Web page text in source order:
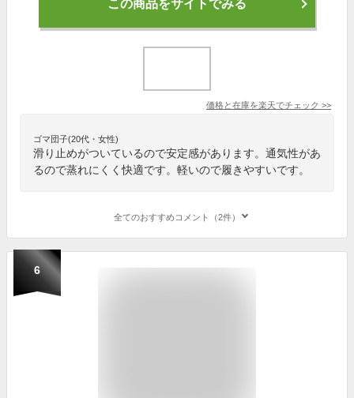
この商品をサイトでみる
価格と在庫を楽天でチェック >>
ゴマ団子(20代・女性)
滑り止めがついているので安定感があります。通気性があ
るので蒸れにくく快適です。軽いので履きやすいです。
全てのおすすめコメント（2件）
6